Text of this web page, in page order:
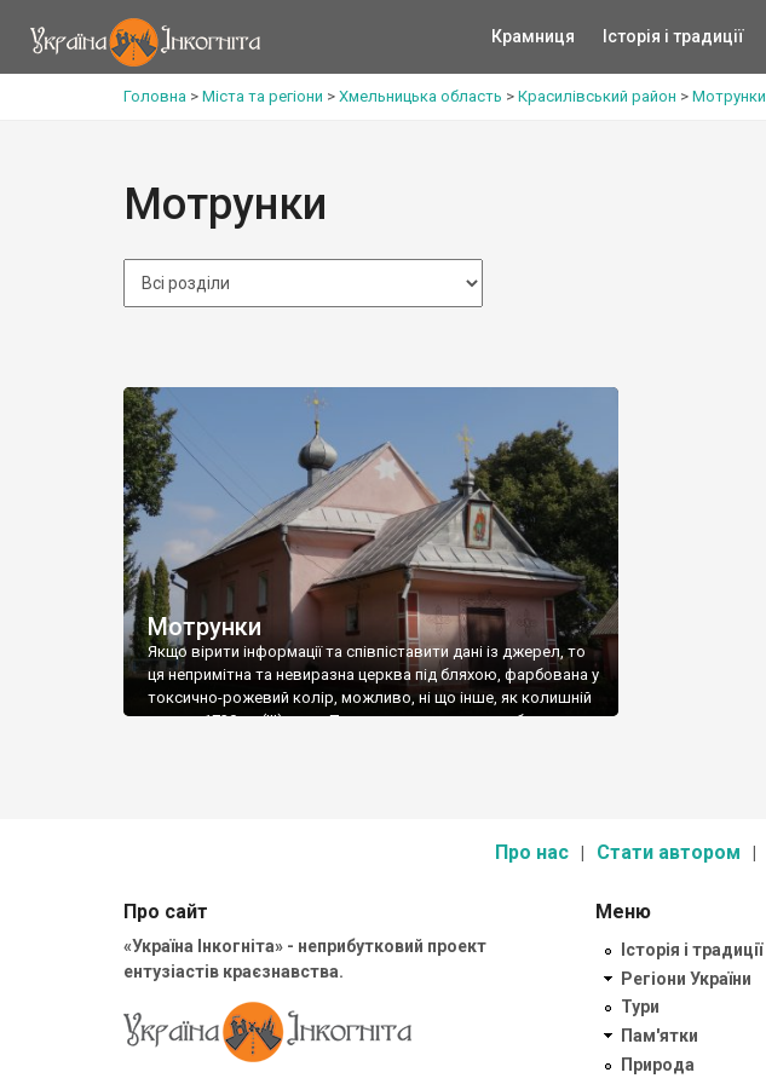
Крамниця Історія і традиції
Головна > Міста та регіони > Хмельницька область > Красилівський район > Мотрунки
Мотрунки
Мотрунки
Якщо вірити інформації та співпіставити дані із джерел, то
ця непримітна та невиразна церква під бляхою, фарбована у
токсично-рожевий колір, можливо, ні що інше, як колишній
костел 1730-го (!!!) року. Про костел згадується у багатьох
Про нас Стати автором
Про сайт
«Україна Інкогніта» - неприбутковий проект
ентузіастів краєзнавства.
Меню
Історія і традиції
Регіони України
Тури
Пам'ятки
Природа